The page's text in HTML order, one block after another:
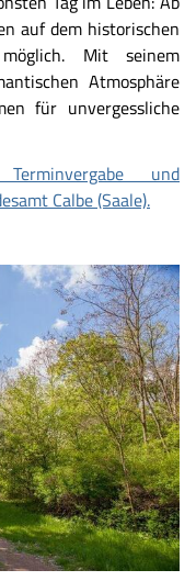
auf dem historischen
Mit seinem
Atmosphäre
für unvergessliche
und
Calbe (Saale).